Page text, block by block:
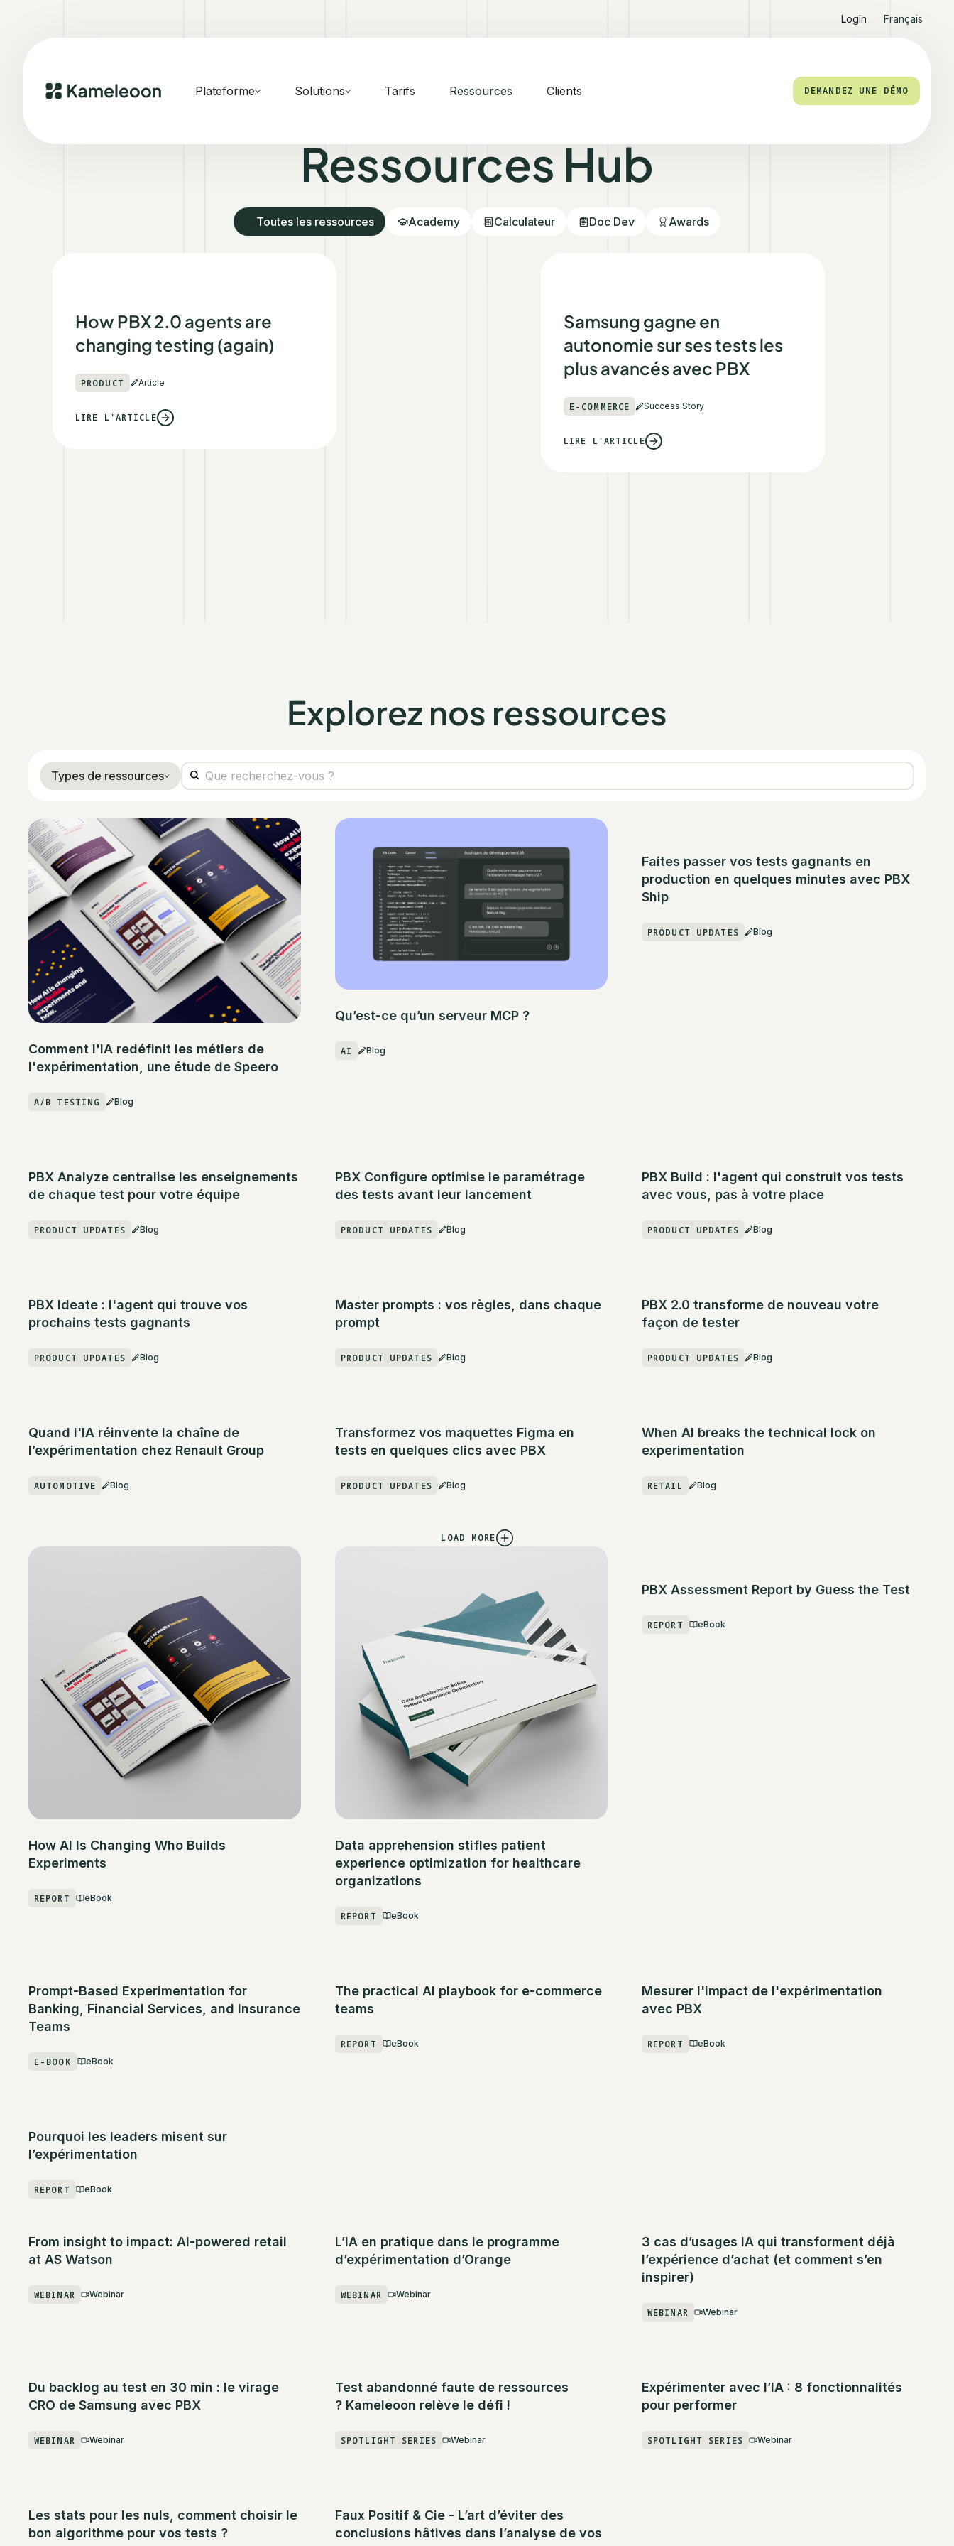
Login Français
Plateforme Solutions Tarifs Ressources Clients DEMANDEZ UNE DÉMO
Ressources Hub
Toutes les ressources Academy Calculateur Doc Dev Awards
How PBX 2.0 agents are
changing testing (again)
Article
LIRE L'ARTICLE
Samsung gagne en
autonomie sur ses tests les
plus avancés avec PBX
E-COMMERCE Success Story
LIRE L'ARTICLE
Explorez nos ressources
Types de ressources
Comment l'IA redéfinit les métiers de
l'expérimentation, une étude de Speero
A/B TESTING Blog
Qu’est-ce qu’un serveur MCP ?
AI Blog
Faites passer vos tests gagnants en
production en quelques minutes avec PBX
Ship
PRODUCT UPDATES Blog
PBX Analyze centralise les enseignements
de chaque test pour votre équipe
PRODUCT UPDATES Blog
PBX Configure optimise le paramétrage
des tests avant leur lancement
PRODUCT UPDATES Blog
PBX Build : l'agent qui construit vos tests
avec vous, pas à votre place
PRODUCT UPDATES Blog
PBX Ideate : l'agent qui trouve vos
prochains tests gagnants
PRODUCT UPDATES Blog
Master prompts : vos règles, dans chaque
prompt
PRODUCT UPDATES Blog
PBX 2.0 transforme de nouveau votre
façon de tester
PRODUCT UPDATES Blog
Quand l'IA réinvente la chaîne de
l’expérimentation chez Renault Group
AUTOMOTIVE Blog
Transformez vos maquettes Figma en
tests en quelques clics avec PBX
PRODUCT UPDATES Blog
When AI breaks the technical lock on
experimentation
RETAIL Blog
LOAD MORE
How AI Is Changing Who Builds
Experiments
REPORT eBook
Data apprehension stifles patient
experience optimization for healthcare
organizations
REPORT eBook
PBX Assessment Report by Guess the Test
REPORT eBook
Prompt-Based Experimentation for
Banking, Financial Services, and Insurance
Teams
E-BOOK eBook
The practical AI playbook for e-commerce
teams
REPORT eBook
Mesurer l'impact de l'expérimentation
avec PBX
REPORT eBook
Pourquoi les leaders misent sur
l’expérimentation
REPORT eBook
From insight to impact: AI-powered retail
at AS Watson
WEBINAR Webinar
L’IA en pratique dans le programme
d’expérimentation d’Orange
WEBINAR Webinar
3 cas d’usages IA qui transforment déjà
l’expérience d’achat (et comment s’en
inspirer)
WEBINAR Webinar
Du backlog au test en 30 min : le virage
CRO de Samsung avec PBX
WEBINAR Webinar
Test abandonné faute de ressources
? Kameleoon relève le défi !
SPOTLIGHT SERIES Webinar
Expérimenter avec l’IA : 8 fonctionnalités
pour performer
SPOTLIGHT SERIES Webinar
Les stats pour les nuls, comment choisir le
bon algorithme pour vos tests ?
Faux Positif & Cie - L’art d’éviter des
conclusions hâtives dans l’analyse de vos